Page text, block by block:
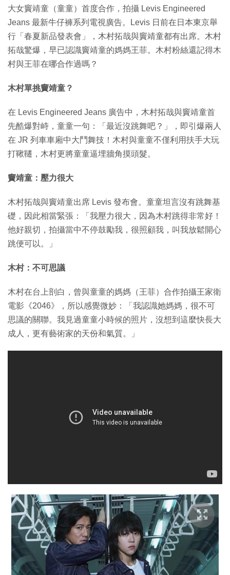
大女竇靖童（童童）首度合作，拍攝 Levis Engineered
Jeans 最新牛仔褲系列電視廣告。Levis 日前在日本東京舉
行「春夏新品發表會」，木村拓哉與竇靖童都有出席。木村
拓哉驚爆，早已認識竇靖童的媽媽王菲。木村粉絲還記得木
村與王菲在哪合作過嗎？
木村單挑竇靖童？
在 Levis Engineered Jeans 廣告中，木村拓哉與竇靖童首
先酷爆對峙，童童一句：「最近沒跳舞吧？」，即引爆兩人
在 JR 列車車廂中大鬥舞技！木村與童童不僅利用扶手大玩
打鞦韆，木村更將童童逼埋牆角摸頭髮。
竇靖童：壓力很大
木村拓哉與竇靖童出席 Levis 發布會。童童坦言沒有跳舞基
礎，因此相當緊張：「我壓力很大，因為木村跳得非常好！
他好親切，拍攝當中不停鼓勵我，很照顧我，叫我放鬆開心
跳便可以。」
木村：不可思議
木村在台上剖白，曾與童童的媽媽（王菲）合作拍攝王家衛
電影《2046》，所以感覺微妙：「我認識她媽媽，很不可
思議的關聯。我見過童童小時候的照片，沒想到這麼快長大
成人，更有藝術家的天份和氣質。」